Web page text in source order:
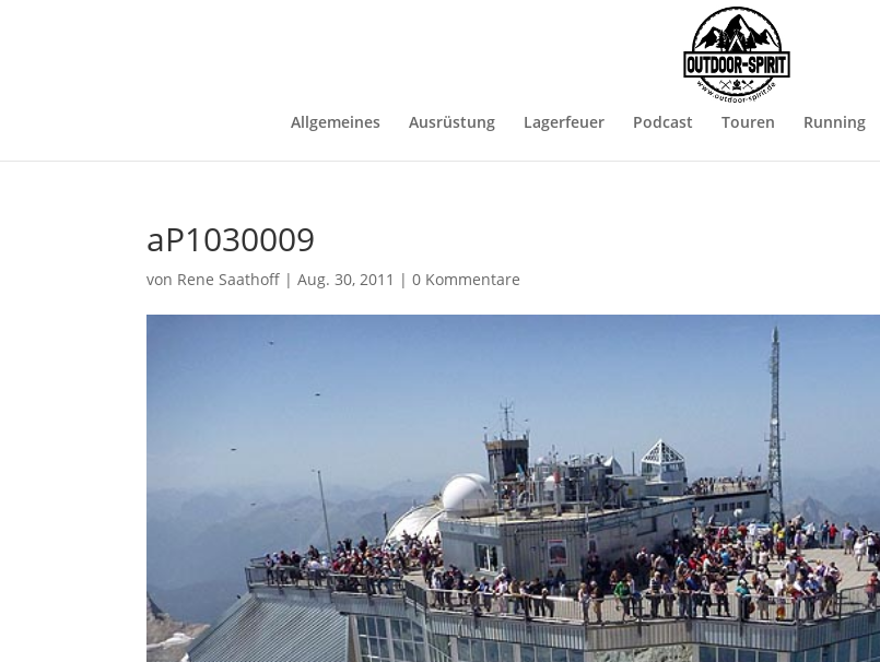
Allgemeines Ausrüstung Lagerfeuer Podcast Touren Running
aP1030009
von Rene Saathoff |Aug. 30, 2011 |0 Kommentare